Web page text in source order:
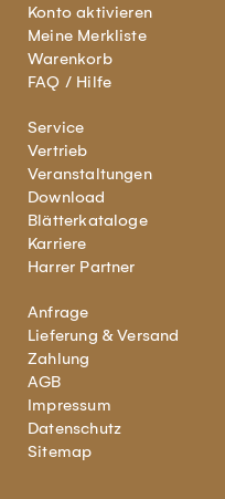
Konto aktivieren
Meine Merkliste
Warenkorb
FAQ / Hilfe
Service
Vertrieb
Veranstaltungen
Download
Blätterkataloge
Karriere
Harrer Partner
Anfrage
Lieferung & Versand
Zahlung
AGB
Impressum
Datenschutz
Sitemap